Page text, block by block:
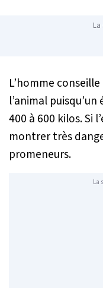
La
L’homme
l’animal
400 à 600 kilos. Si
montrer très
promeneurs.
La